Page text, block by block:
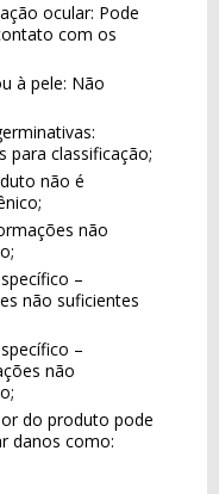
ocular: Pode
com os
à pele: Não
para classificação;
não é
não
–
não suficientes
–
não
do produto pode
danos como: